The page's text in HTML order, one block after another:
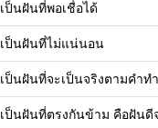
เป็นฝันที่พอเชื่อได้
เป็นฝันที่ไม่แน่นอน
เป็นฝันที่จะเป็นจริงตามคำ
เป็นฝันที่ตรงกันข้าม คือฝันดี